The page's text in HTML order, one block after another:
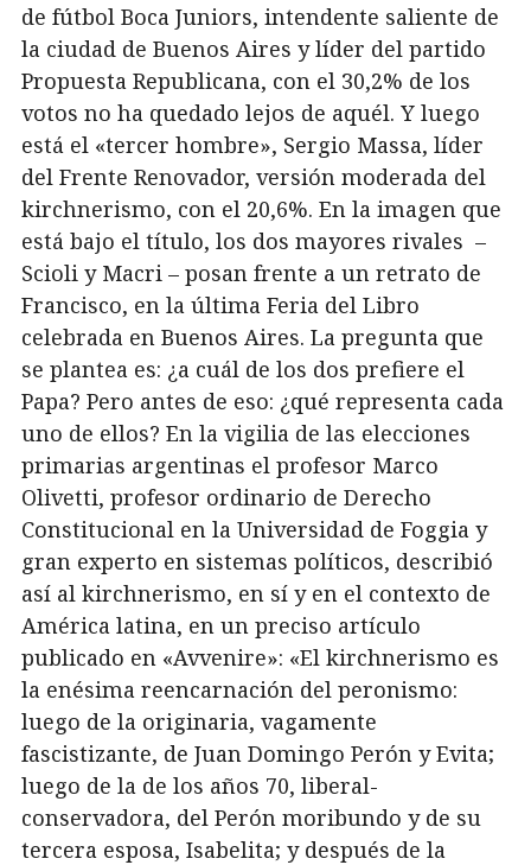
de fútbol Boca Juniors, intendente saliente de
la ciudad de Buenos Aires y líder del partido
Propuesta Republicana, con el 30,2% de los
votos no ha quedado lejos de aquél. Y luego
está el «tercer hombre», Sergio Massa, líder
del Frente Renovador, versión moderada del
kirchnerismo, con el 20,6%. En la imagen que
está bajo el título, los dos mayores rivales –
Scioli y Macri – posan frente a un retrato de
Francisco, en la última Feria del Libro
celebrada en Buenos Aires. La pregunta que
se plantea es: ¿a cuál de los dos prefiere el
Papa? Pero antes de eso: ¿qué representa cada
uno de ellos? En la vigilia de las elecciones
primarias argentinas el profesor Marco
Olivetti, profesor ordinario de Derecho
Constitucional en la Universidad de Foggia y
gran experto en sistemas políticos, describió
así al kirchnerismo, en sí y en el contexto de
América latina, en un preciso artículo
publicado en «Avvenire»: «El kirchnerismo es
la enésima reencarnación del peronismo:
luego de la originaria, vagamente
fascistizante, de Juan Domingo Perón y Evita;
luego de la de los años 70, liberal-
conservadora, del Perón moribundo y de su
tercera esposa, Isabelita; y después de la